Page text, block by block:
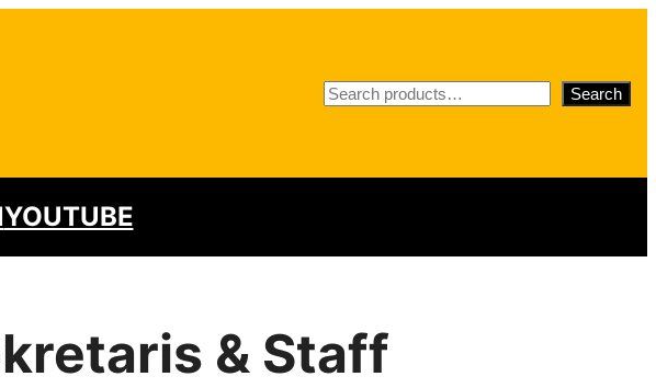
S
r
Search
YOUTUBE
& Staff